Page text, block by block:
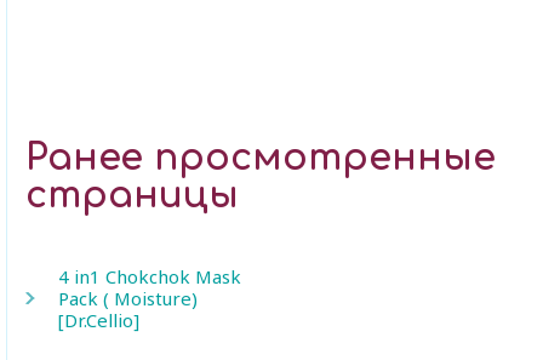
Ранее просмотренные
страницы
4 in1 Chokchok Mask
Pack ( Moisture)
[Dr.Cellio]